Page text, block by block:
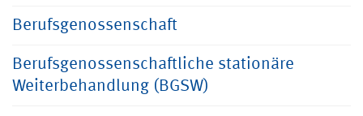
Berufsgenossenschaft
Berufsgenossenschaftliche stationäre
Weiterbehandlung (BGSW)